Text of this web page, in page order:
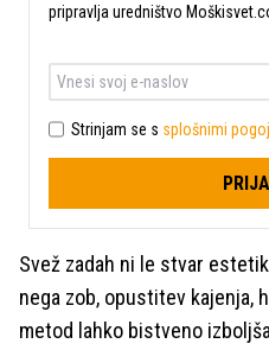
pripravlja uredništvo
Strinjam se s splošnimi
Svež zadah ni le stvar
nega zob, opustitev kajenja,
metod lahko bistveno